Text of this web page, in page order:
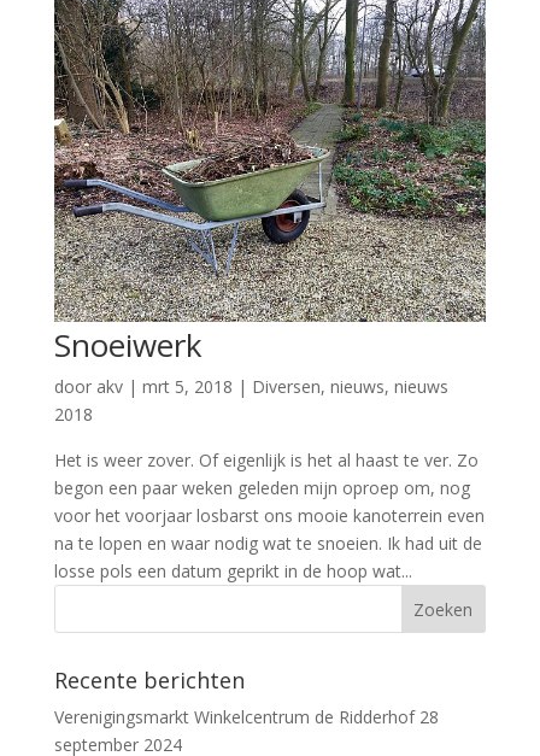
Snoeiwerk
door akv| mrt 5, 2018 | Diversen, nieuws, nieuws
2018
Het is weer zover. Of eigenlijk is het al haast te ver. Zo
begon een paar weken geleden mijn oproep om, nog
voor het voorjaar losbarst ons mooie kanoterrein even
na te lopen en waar nodig wat te snoeien. Ik had uit de
losse pols een datum geprikt in de hoop wat...
Recente berichten
Verenigingsmarkt Winkelcentrum de Ridderhof 28
september 2024